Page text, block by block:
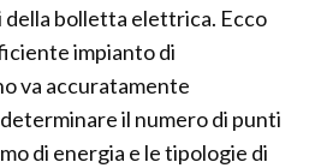
della bolletta elettrica. Ecco
impianto di
va accuratamente
il numero di punti
di energia e le tipologie di